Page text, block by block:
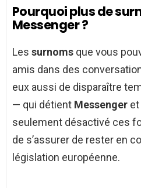
Pourquoi plus de
Messenger ?
Les surnoms que vous
amis dans des
eux aussi de disparaître
— qui détient Messenger
seulement désactivé ces
de s’assurer de rester en
législation européenne.